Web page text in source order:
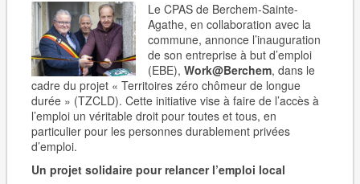
Le CPAS de Berchem-Sainte-
Agathe, en collaboration avec la
commune, annonce l’inauguration
de son entreprise à but d’emploi
(EBE), Work@Berchem, dans le
cadre du projet « Territoires zéro chômeur de longue
durée » (TZCLD). Cette initiative vise à faire de l’accès à
l’emploi un véritable droit pour toutes et tous, en
particulier pour les personnes durablement privées
d’emploi.
Un projet solidaire pour relancer l’emploi local